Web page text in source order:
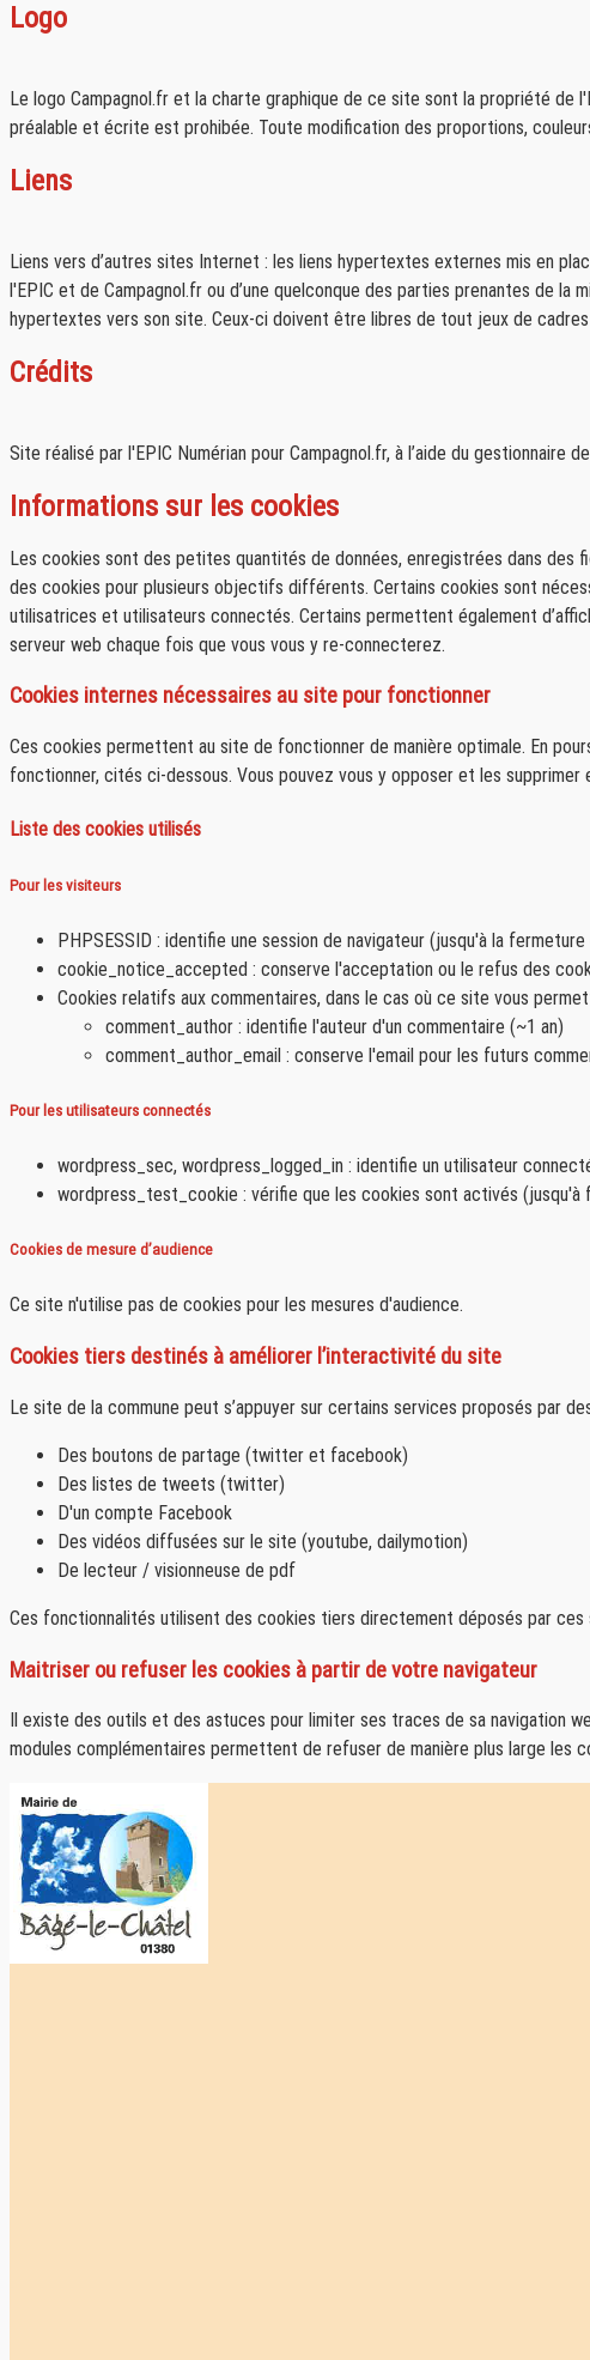
Logo
Le logo Campagnol.fr et la charte graphique de ce site sont la propriété
préalable et écrite est prohibée. Toute modification des proportions,
Liens
Liens vers d’autres sites Internet : les liens hypertextes externes mis en
l'EPIC et de Campagnol.fr ou d’une quelconque des parties prenantes de
hypertextes vers son site. Ceux-ci doivent être libres de tout jeux de
Crédits
Site réalisé par l'EPIC Numérian pour Campagnol.fr, à l’aide du gestionnaire
Informations sur les cookies
Les cookies sont des petites quantités de données, enregistrées dans des
des cookies pour plusieurs objectifs différents. Certains cookies sont
utilisatrices et utilisateurs connectés. Certains permettent également
serveur web chaque fois que vous vous y re-connecterez.
Cookies internes nécessaires au site pour fonctionner
Ces cookies permettent au site de fonctionner de manière optimale. En
fonctionner, cités ci-dessous. Vous pouvez vous y opposer et les
Liste des cookies utilisés
Pour les visiteurs
PHPSESSID : identifie une session de navigateur (jusqu'à la fermeture
cookie_notice_accepted : conserve l'acceptation ou le refus des
Cookies relatifs aux commentaires, dans le cas où ce site vous
comment_author : identifie l'auteur d'un commentaire (~1 an)
comment_author_email : conserve l'email pour les futurs
Pour les utilisateurs connectés
wordpress_sec, wordpress_logged_in : identifie un utilisateur
wordpress_test_cookie : vérifie que les cookies sont activés (jusqu'à
Cookies de mesure d’audience
Ce site n'utilise pas de cookies pour les mesures d'audience.
Cookies tiers destinés à améliorer l’interactivité du site
Le site de la commune peut s’appuyer sur certains services proposés par
Des boutons de partage (twitter et facebook)
Des listes de tweets (twitter)
D'un compte Facebook
Des vidéos diffusées sur le site (youtube, dailymotion)
De lecteur / visionneuse de pdf
Ces fonctionnalités utilisent des cookies tiers directement déposés par ces
Maitriser ou refuser les cookies à partir de votre navigateur
Il existe des outils et des astuces pour limiter ses traces de sa navigation
modules complémentaires permettent de refuser de manière plus large les